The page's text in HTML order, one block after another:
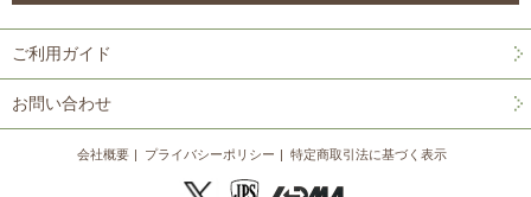
ご利用ガイド
お問い合わせ
会社概要 プライバシーポリシー 特定商取引法に基づく表示